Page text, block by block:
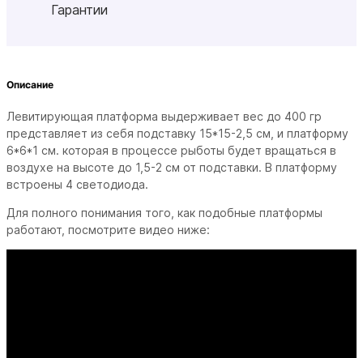
Гарантии
Описание
Левитирующая платформа выдерживает вес до 400 гр
представляет из себя подставку 15*15-2,5 см, и платформу
6*6*1 см. которая в процессе рыботы будет вращаться в
воздухе на высоте до 1,5-2 см от подставки. В платформу
встроены 4 светодиода.
Для полного понимания того, как подобные платформы
работают, посмотрите видео ниже: